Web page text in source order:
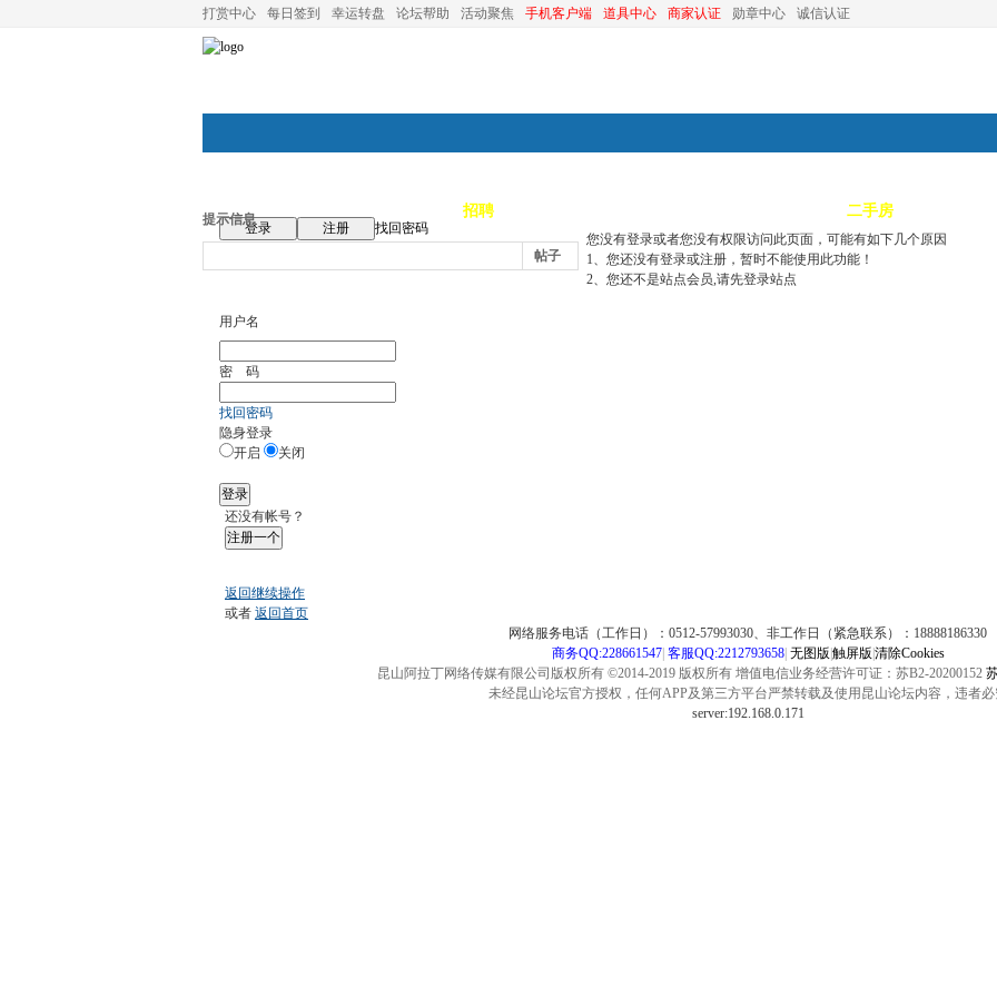
打赏中心 每日签到 幸运转盘 论坛帮助 活动聚焦 手机客户端 道具中心 商家认证 勋章中心 诚信认证
论坛首页 招聘 二手房
登录 注册
找回密码
帖子
提示信息
您没有登录或者您没有权限访问此页面，可能有如下几个原因
1、您还没有登录或注册，暂时不能使用此功能！
2、您还不是站点会员,请先登录站点
用户名
密 码
找回密码
隐身登录
开启
关闭
登录
还没有帐号？
注册一个
返回继续操作
或者 返回首页
网络服务电话（工作日）：0512-57993030、非工作日（紧急联系）：18888186330
商务QQ:228661547| 客服QQ:2212793658| 无图版 触屏版 清除Cookies
昆山阿拉丁网络传媒有限公司版权所有 ©2014-2019 版权所有 增值电信业务经营许可证：苏B2-20200152
未经昆山论坛官方授权，任何APP及第三方平台严禁转载及使用昆山论坛内容，违者必
server:192.168.0.171